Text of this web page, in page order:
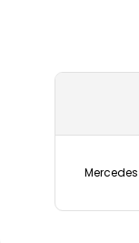
Mercedes